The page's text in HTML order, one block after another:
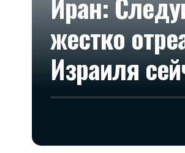
жестко
Израиля